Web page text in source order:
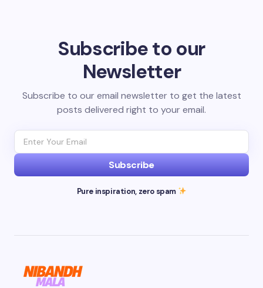
Subscribe to our
Newsletter
Subscribe to our email newsletter to get the latest
posts delivered right to your email.
Subscribe
Pure inspiration, zero spam